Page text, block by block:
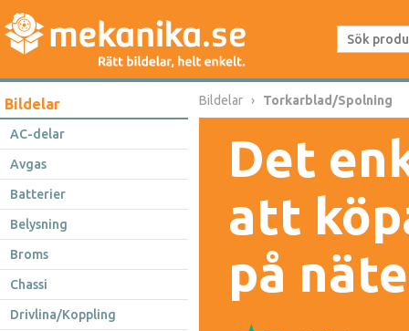
Bildelar
AC-delar
Avgas
Batterier
Belysning
Broms
Chassi
Drivlina/Koppling
Bildelar Torkarblad/Spolning
Det
att
på